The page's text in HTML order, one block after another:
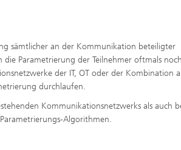
sämtlicher an der Kommunikation beteiligter
Parametrierung der Teilnehmer oftmals
der IT, OT oder der Kombination
durchlaufen.
Kommunikationsnetzwerks als auch
Algorithmen.